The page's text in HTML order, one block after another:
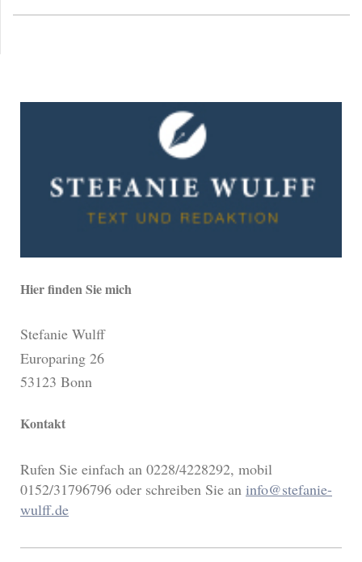
Hier finden Sie mich
Stefanie Wulff
Europaring 26
53123 Bonn
Kontakt
Rufen Sie einfach an 0228/4228292, mobil
0152/31796796 oder schreiben Sie an info@stefanie-
wulff.de